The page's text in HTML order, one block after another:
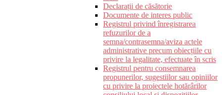
Declarații de căsătorie
Documente de interes public
Registrul privind înregistrarea
refuzurilor de a
semna/contrasemna/aviza actele
administrative precum obiecțiile cu
privire la legalitate, efectuate în scris
Registrul pentru consemnarea
propunerilor, sugestiilor sau opiniilor
cu privire la proiectele hotărârilor